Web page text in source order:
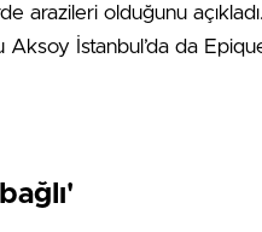
arazileri olduğunu
Aksoy İstanbul’da da